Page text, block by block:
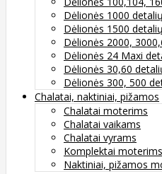
Dėlionės 1000 detalių
Dėlionės 1500 detalių
Dėlionės 2000,
Dėlionės 24 Maxi
Dėlionės 30,60
Dėlionės 300, 500
Chalatai, naktiniai, pižamos
Chalatai moterims
Chalatai vaikams
Chalatai vyrams
Komplektai
Naktiniai, pižamos